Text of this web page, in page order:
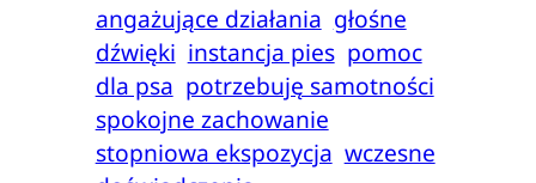
angażujące działania głośne
dźwięki instancja pies pomoc
dla psa potrzebuję samotności
spokojne zachowanie
stopniowa ekspozycja wczesne